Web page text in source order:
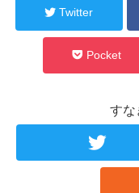
Twitter
Pocket
すな